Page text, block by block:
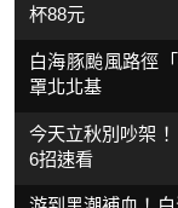
杯88元
白海豚颱風路徑
罩北北基
今天立秋別吵架
6招速看